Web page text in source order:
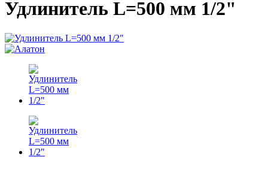
Удлинитель L=500 мм 1/2"